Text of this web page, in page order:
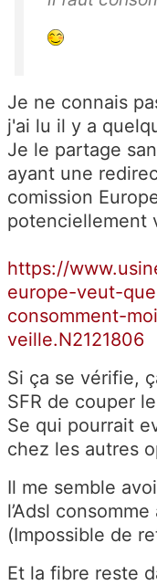
Je ne connais
j'ai lu il y a
Je le partage
ayant une
comission
potenciellement
https://
europe-veut-
consomment-
veille.N2121806
Si ça se vérifie,
SFR de couper
Se qui pourrait
chez les autres
Il me semble
l’Adsl
(Impossible de
Et la fibre reste